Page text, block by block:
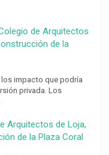
de Arquitectos
de la
impacto que podría
privada. Los
Arquitectos de Loja,
de la Plaza Coral